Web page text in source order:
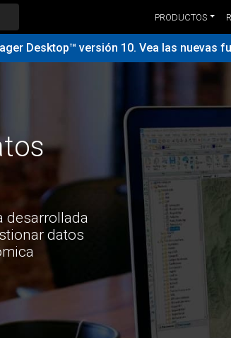
PRODUCTOS
Desktop™ versión 10. Vea las nuevas
desarrollada
datos